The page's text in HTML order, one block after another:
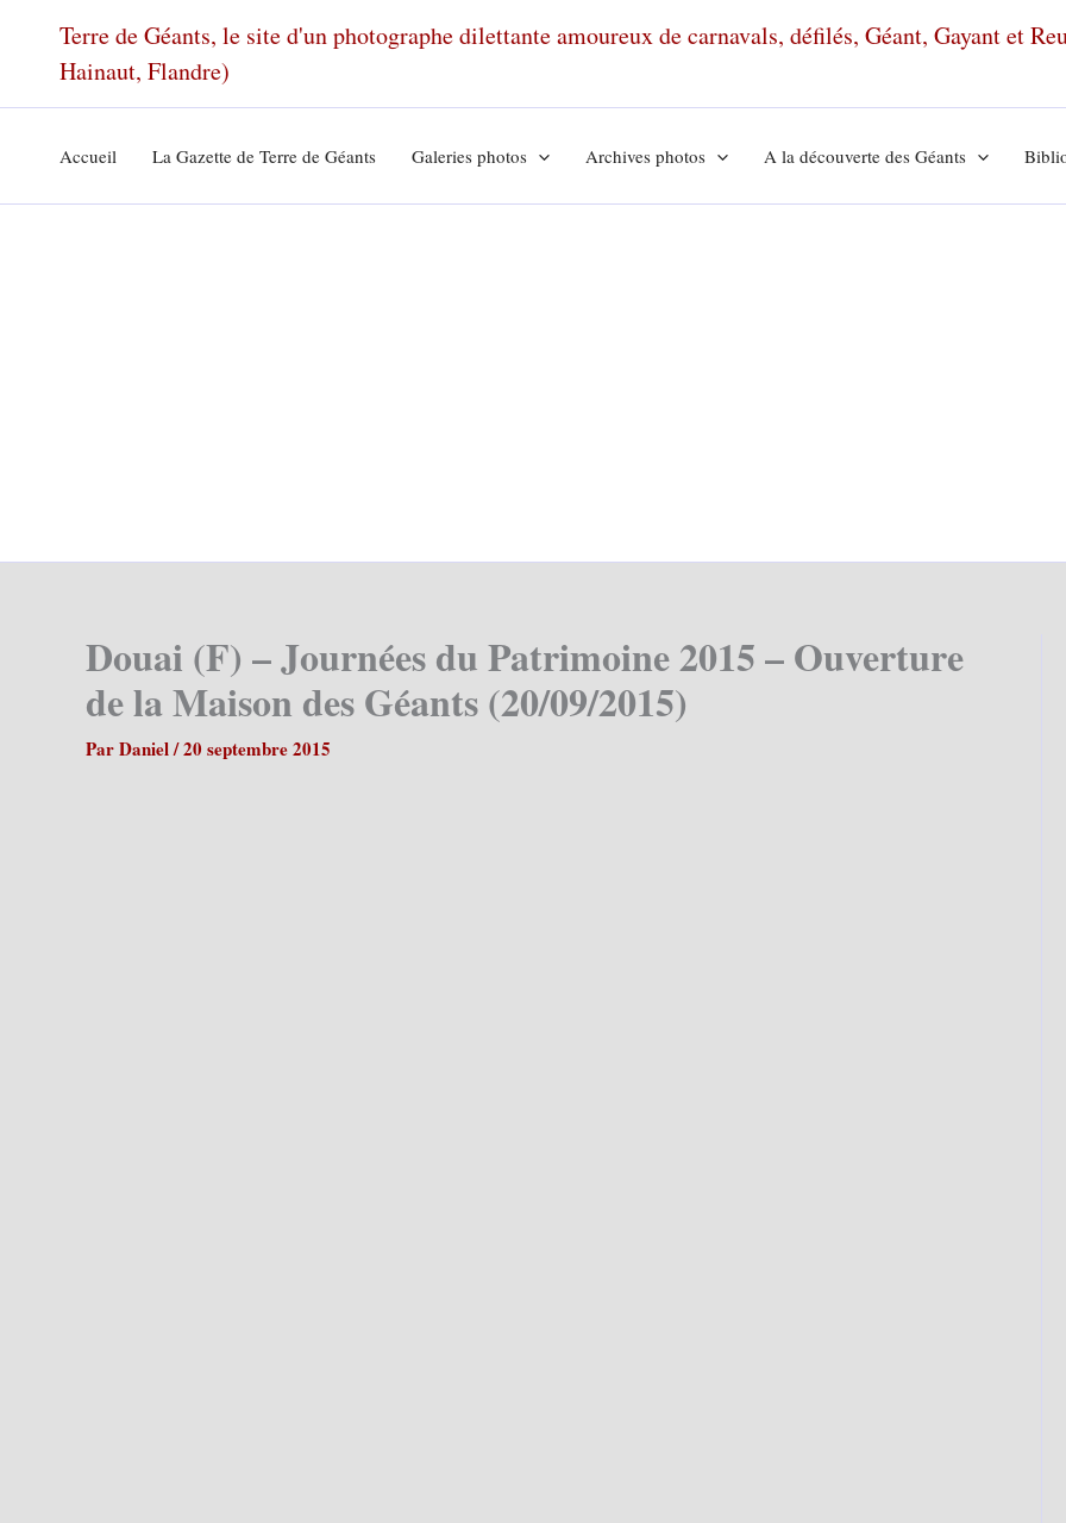
Terre de Géants, le site d'un photographe dilettante amoureux de carnavals, défilés, Géant, Gayant et
Hainaut, Flandre)
Accueil La Gazette de Terre de Géants Galeries photos Archives photos A la découverte des Géants
Douai (F) – Journées du Patrimoine 2015 – Ouverture
de la Maison des Géants (20/09/2015)
ParDaniel/20 septembre 2015